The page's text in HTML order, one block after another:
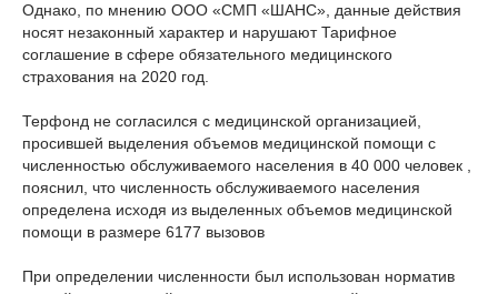
Однако, по мнению ООО «СМП «ШАНС», данные действия
носят незаконный характер и нарушают Тарифное
соглашение в сфере обязательного медицинского
страхования на 2020 год.
Терфонд не согласился с медицинской организацией,
просившей выделения объемов медицинской помощи с
численностью обслуживаемого населения в 40 000 человек ,
пояснил, что численность обслуживаемого населения
определена исходя из выделенных объемов медицинской
помощи в размере 6177 вызовов
При определении численности был использован норматив